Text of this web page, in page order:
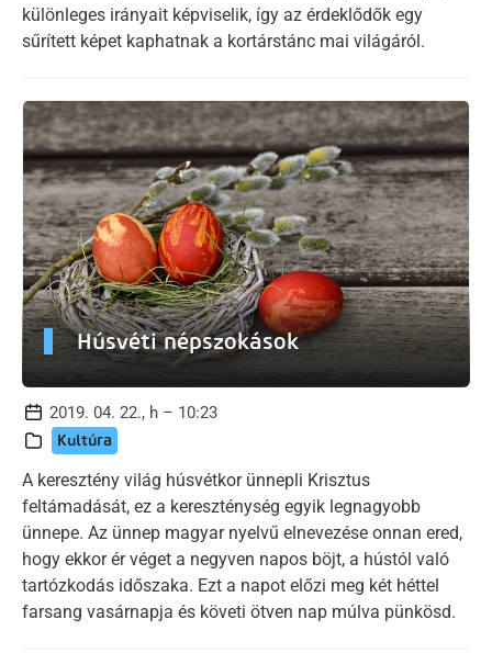
különleges irányait képviselik, így az érdeklődők egy
sűrített képet kaphatnak a kortárstánc mai világáról.
Húsvéti népszokások
2019. 04. 22., h – 10:23
Kultúra
A keresztény világ húsvétkor ünnepli Krisztus
feltámadását, ez a kereszténység egyik legnagyobb
ünnepe. Az ünnep magyar nyelvű elnevezése onnan ered,
hogy ekkor ér véget a negyven napos böjt, a hústól való
tartózkodás időszaka. Ezt a napot előzi meg két héttel
farsang vasárnapja és követi ötven nap múlva pünkösd.